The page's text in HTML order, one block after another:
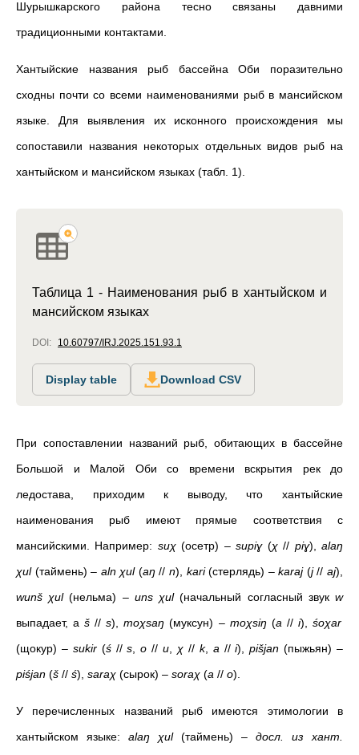
Шурышкарского района тесно связаны давними
традиционными контактами.
Хантыйские названия рыб бассейна Оби поразительно
сходны почти со всеми наименованиями рыб в мансийском
языке. Для выявления их исконного происхождения мы
сопоставили названия некоторых отдельных видов рыб на
хантыйском и мансийском языках (табл. 1).
Таблица 1 - Наименования рыб в хантыйском и
мансийском языках
DOI: 10.60797/IRJ.2025.151.93.1
Display table Download CSV
При сопоставлении названий рыб, обитающих в бассейне
Большой и Малой Оби со времени вскрытия рек до
ледостава, приходим к выводу, что хантыйские
наименования рыб имеют прямые соответствия с
мансийскими. Например: suχ(осетр) –supiɣ(χ// piɣ),alaŋ
χul(таймень) – aln χul (aŋ//n), kari(стерлядь) –karaj(j//aj),
wunš χul(нельма) – uns χul(начальный согласный звукw
выпадает, а š//s),moχsaŋ (муксун) – moχsiŋ (a // i),
śoχar
(щокур) – sukir(ś//s ,o //u χ // k, a //i),pišjan(пыжьян) –
piśjan (š // ś), saraχ (сырок) – soraχ (a // o).
У перечисленных названий рыб имеются этимологии в
хантыйском языке: alaŋ χul(таймень) – досл. из хант.